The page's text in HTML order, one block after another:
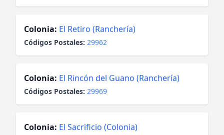
Colonia: El Retiro (Ranchería)
Códigos Postales: 29962
Colonia: El Rincón del Guano (Ranchería)
Códigos Postales: 29969
Colonia: El Sacrificio (Colonia)